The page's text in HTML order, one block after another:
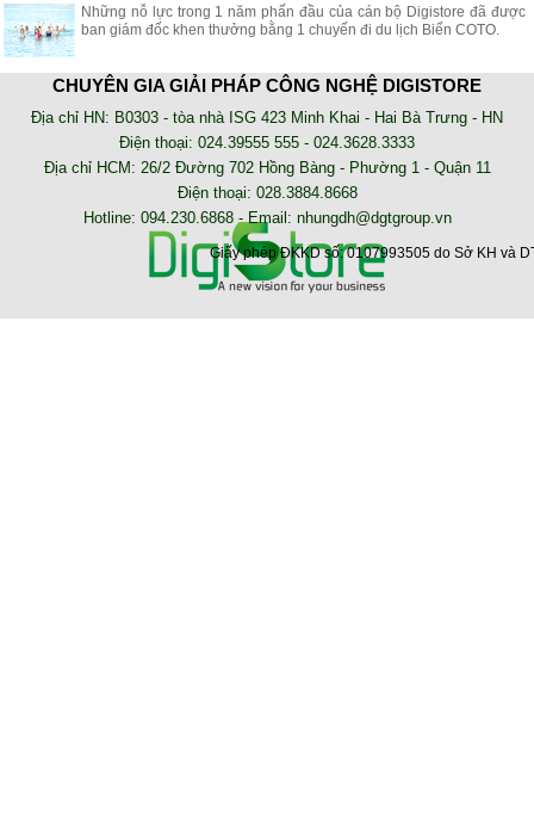
Những nỗ lực trong 1 năm phấn đầu của cán bộ Digistore đã được
ban giám đốc khen thưởng bằng 1 chuyến đi du lịch Biển COTO.
NHẬT KÝ TRIỂN KHAI
AZZA - Lắp đặt hệ thống chấm công online nhà xe Tân Niên
Phần mềm chấm công online AZZA HRM là phần mềm sử dụng trên
nền tảng web, không cần cài đặt. Bạn có thể kiểm tra dữ liệu chấm
công của nhân viên tại bất kỳ đâu
Lắp đặt máy chấm công tại công ty May Trường Minh
may cham cong, lap dat may cham cong, phan mem cham cong
Lắp đặt máy chấm công tại Phòng Khám Đông Y Mỹ Việt
CHUYÊN GIA GIẢI PHÁP CÔNG NGHỆ DIGISTORE
Địa chỉ HN: B0303 - tòa nhà ISG 423 Minh Khai - Hai Bà Trưng - HN
Điện thoại: 024.39555 555 - 024.3628.3333
Địa chỉ HCM: 26/2 Đường 702 Hồng Bàng - Phường 1 - Quận 11
Điện thoại: 028.3884.8668
Hotline: 094.230.6868 - Email: nhungdh@dgtgroup.vn
Giấy phép ĐKKD số: 0107993505 do Sở KH và